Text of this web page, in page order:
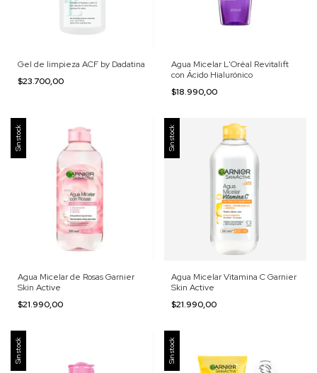
Gel de limpieza ACF by Dadatina
$23.700,00
Agua Micelar L'Oréal Revitalift
con Ácido Hialurónico
$18.990,00
Sin stock
Agua Micelar de Rosas Garnier
Skin Active
$21.990,00
Sin stock
Agua Micelar Vitamina C Garnier
Skin Active
$21.990,00
Sin stock Sin stock